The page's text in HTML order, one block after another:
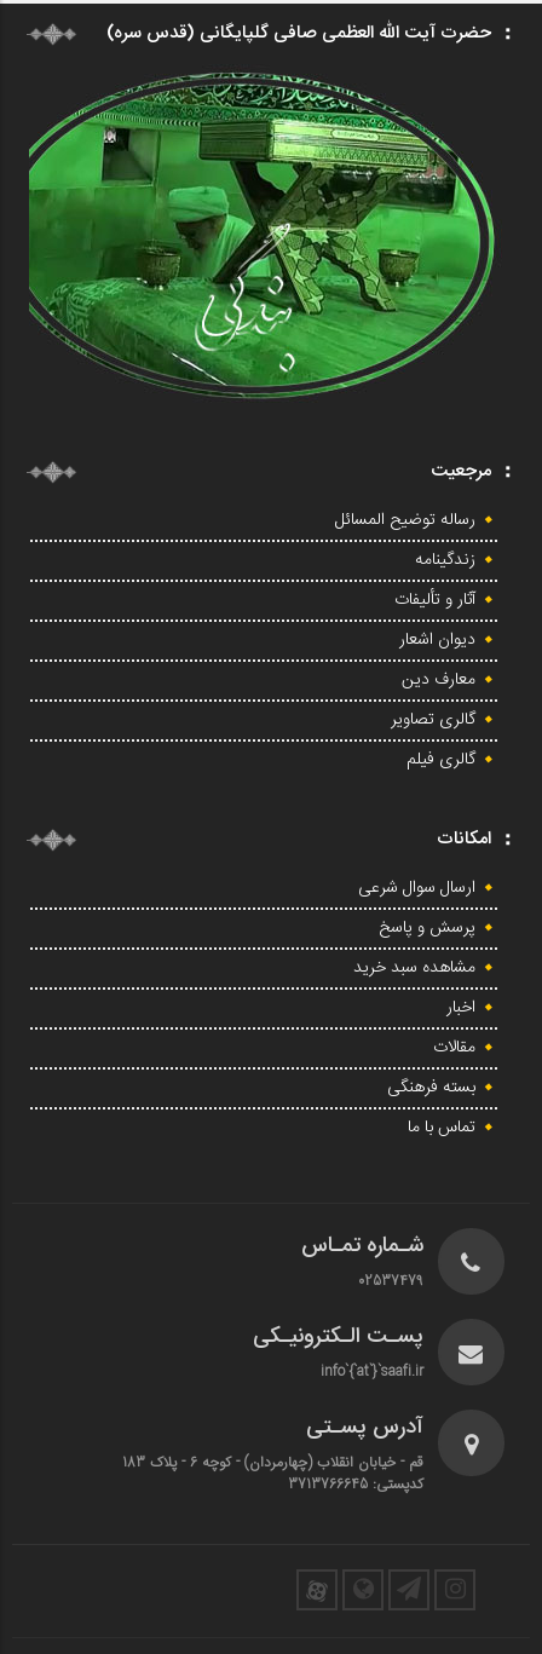
حضرت آیت الله العظمی صافی گلپایگانی (قدس سره)
مرجعیت
رساله توضیح المسائل
زندگینامه
آثار و تألیفات
دیوان اشعار
معارف دین
گالری تصاویر
گالری فیلم
امکانات
ارسال سوال شرعی
پرسش و پاسخ
مشاهده سبد خرید
اخبار
مقالات
بسته فرهنگی
تماس با ما
شـماره تمـاس
02537479
پسـت الـکترونیـکی
info`{`at`}`saafi.ir
آدرس پسـتی
قم - خیابان انقلاب (چهارمردان)‌ - کوچه 6 - پلاک 183
کدپستی: 3713766645